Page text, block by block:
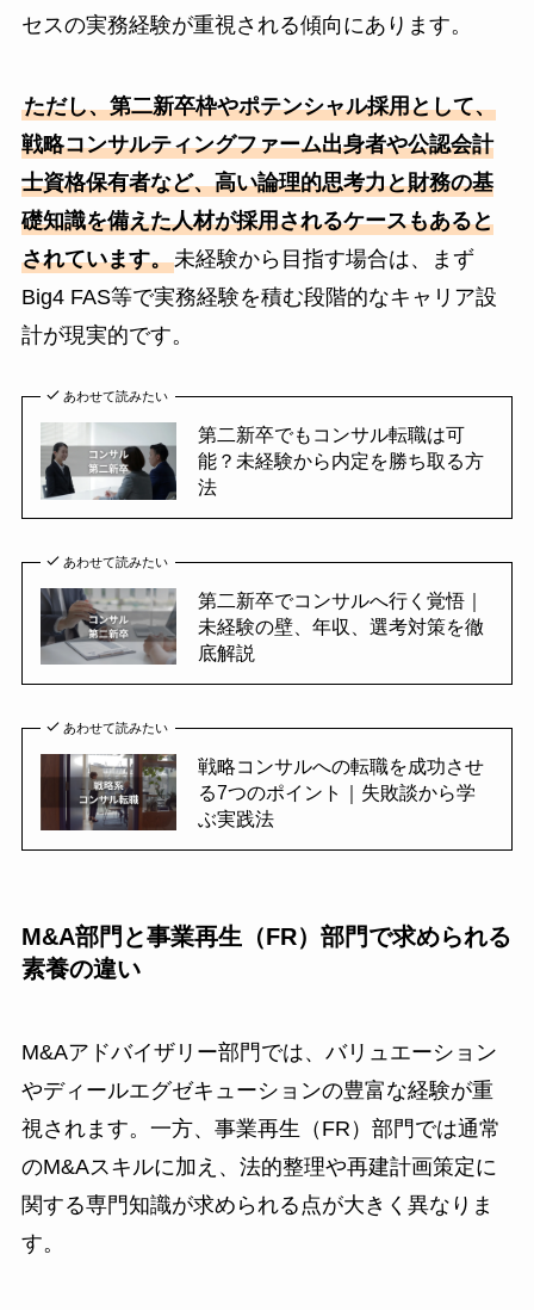
セスの実務経験が重視される傾向にあります。
ただし、第二新卒枠やポテンシャル採用として、
戦略コンサルティングファーム出身者や公認会計
士資格保有者など、高い論理的思考力と財務の基
礎知識を備えた人材が採用されるケースもあると
されています。未経験から目指す場合は、まず
Big4 FAS等で実務経験を積む段階的なキャリア設
計が現実的です。
あわせて読みたい
第二新卒でもコンサル転職は可
能？未経験から内定を勝ち取る方
法
あわせて読みたい
第二新卒でコンサルへ行く覚悟｜
未経験の壁、年収、選考対策を徹
底解説
あわせて読みたい
戦略コンサルへの転職を成功させ
る7つのポイント｜失敗談から学
ぶ実践法
M&A部門と事業再生（FR）部門で求められる
素養の違い
M&Aアドバイザリー部門では、バリュエーション
やディールエグゼキューションの豊富な経験が重
視されます。一方、事業再生（FR）部門では通常
のM&Aスキルに加え、法的整理や再建計画策定に
関する専門知識が求められる点が大きく異なりま
す。